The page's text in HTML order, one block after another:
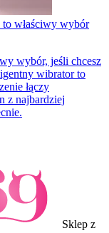
właściwy wybór
wybór, jeśli chcesz
wibrator to
łączy
z najbardziej
Sklep z